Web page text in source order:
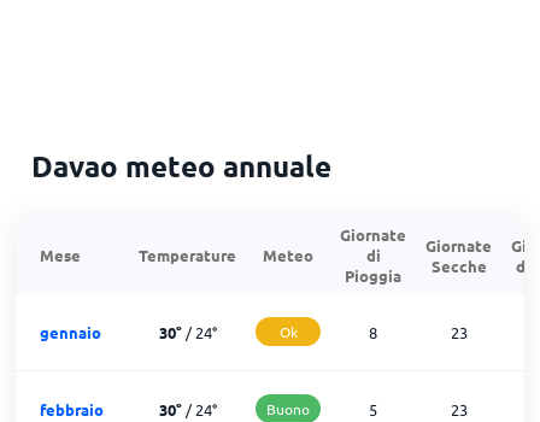
Davao meteo annuale
Mese Temperature Meteo
Giornate
di
Pioggia
Giornate
Secche
di
gennaio 30°/24° Ok 8 23
febbraio 30°/24° Buono 5 23